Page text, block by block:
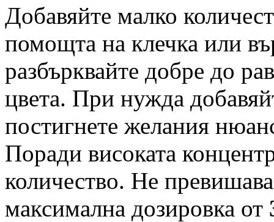
Добавяйте малко
помощта на клечка или
разбърквайте добре до
цвета. При нужда
постигнете желания
Поради високата
количество. Не
максимална дозировка от